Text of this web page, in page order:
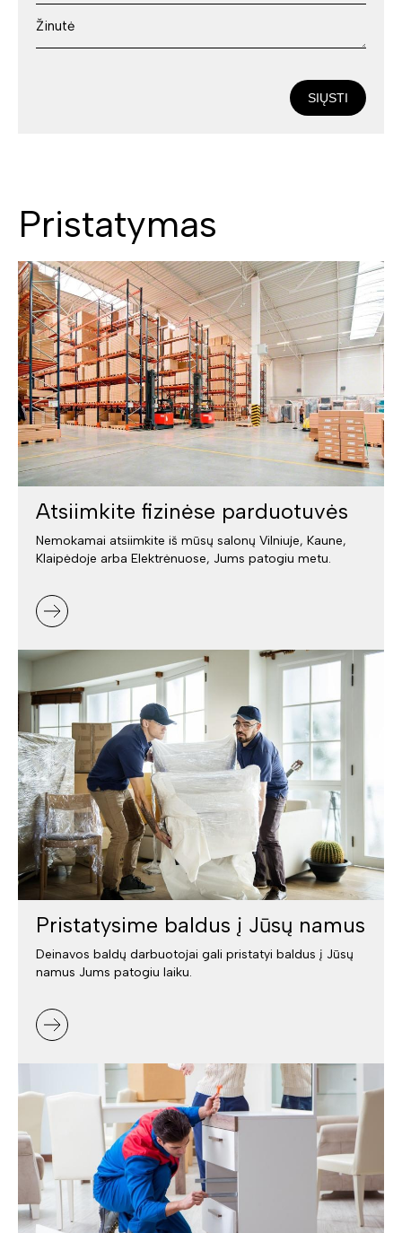
SIŲSTI
Pristatymas
Atsiimkite fizinėse parduotuvės
Nemokamai atsiimkite iš mūsų salonų Vilniuje, Kaune,
Klaipėdoje arba Elektrėnuose, Jums patogiu metu.
Pristatysime baldus į Jūsų namus
Deinavos baldų darbuotojai gali pristatyi baldus į Jūsų
namus Jums patogiu laiku.